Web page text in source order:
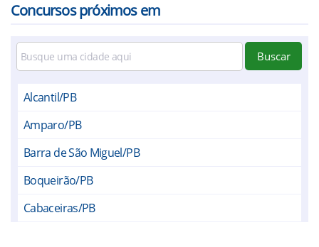
Concursos próximos em
Buscar
Alcantil/PB
Amparo/PB
Barra de São Miguel/PB
Boqueirão/PB
Cabaceiras/PB